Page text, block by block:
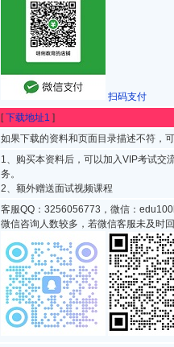
扫码支付
[下载地址1 ]
如果下载的资料和页面目录描述不符，
1、购买本资料后，可以加入VIP考试交
务。
2、额外赠送面试视频课程
客服QQ：3256056773，微信：
微信咨询人数较多，若微信客服未及时